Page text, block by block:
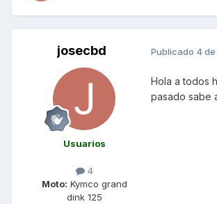
josecbd
Usuarios
4
Moto: Kymco grand
dink 125
Publicado 4 de
Hola a todos
pasado sabe